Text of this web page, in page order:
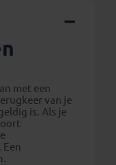
met een
van je
is. Als je